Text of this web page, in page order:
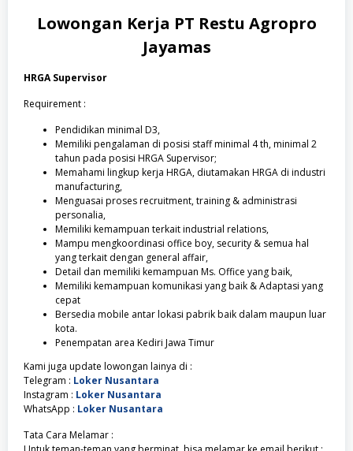
Lowongan Kerja PT Restu Agropro
Jayamas
HRGA Supervisor
Requirement :
Pendidikan minimal D3,
Memiliki pengalaman di posisi staff minimal 4 th, minimal 2
tahun pada posisi HRGA Supervisor;
Memahami lingkup kerja HRGA, diutamakan HRGA di industri
manufacturing,
Menguasai proses recruitment, training & administrasi
personalia,
Memiliki kemampuan terkait industrial relations,
Mampu mengkoordinasi office boy, security & semua hal
yang terkait dengan general affair,
Detail dan memiliki kemampuan Ms. Office yang baik,
Memiliki kemampuan komunikasi yang baik & Adaptasi yang
cepat
Bersedia mobile antar lokasi pabrik baik dalam maupun luar
kota.
Penempatan area Kediri Jawa Timur
Kami juga update lowongan lainya di :
Telegram : Loker Nusantara
Instagram : Loker Nusantara
WhatsApp : Loker Nusantara
Tata Cara Melamar :